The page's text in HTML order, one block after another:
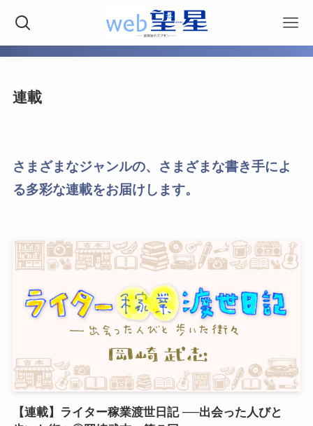
連載
さまざまなジャンルの、さまざまな書き手によ
る多彩な連載をお届けします。
【連載】ライター稼業渡世日記 ──出会った人びと